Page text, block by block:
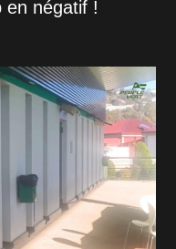
en négatif !